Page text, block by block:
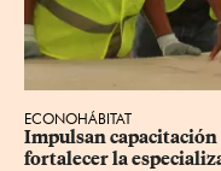
ECONOHÁBITAT
Impulsan
fortalecer la